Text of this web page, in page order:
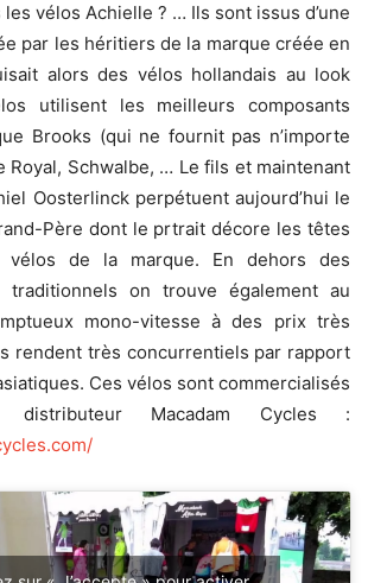
vélos Achielle ? … Ils sont issus d’une
par les héritiers de la marque créée en
alors des vélos hollandais au look
utilisent les meilleurs composants
Brooks (qui ne fournit pas n’importe
Royal, Schwalbe, … Le fils et maintenant
Oosterlinck perpétuent aujourd’hui le
Père dont le prtrait décore les têtes
de la marque. En dehors des
traditionnels on trouve également au
mono-vitesse à des prix très
rendent très concurrentiels par rapport
Ces vélos sont commercialisés
distributeur Macadam Cycles :